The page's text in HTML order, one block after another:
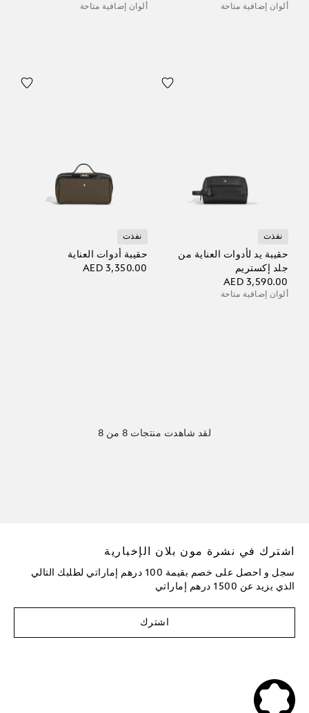
ألوان إضافية متاحة ألوان إضافية متاحة
نفذت
حقيبة يد لأدوات العناية من
جلد إكستريم
AED 3,590.00
ألوان إضافية متاحة
نفذت
حقيبة أدوات العناية
AED 3,350.00
لقد شاهدت منتجات 8 من 8
اشترك في نشرة مون بلان الإخبارية
سجل و احصل على خصم بقيمة 100 درهم إماراتي لطلبك التالي
الذي يزيد عن 1500 درهم إماراتي
اشترك